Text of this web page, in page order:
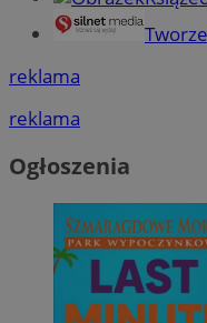
reklama
reklama
Ogłoszenia